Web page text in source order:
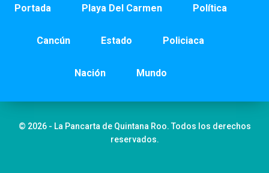
Portada Playa Del Carmen Política
Cancún Estado Policiaca
Nación Mundo
© 2026 - La Pancarta de Quintana Roo. Todos los derechos
reservados.